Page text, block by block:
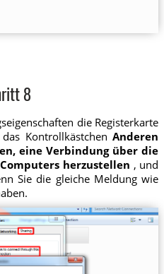
8
die Registerkarte
KontrollkästchenAnderen
eine Verbindung über die
herzustellen , und
Sie die gleiche Meldung wie